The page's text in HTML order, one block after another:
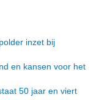
inzet bij
en kansen voor het
50 jaar en viert